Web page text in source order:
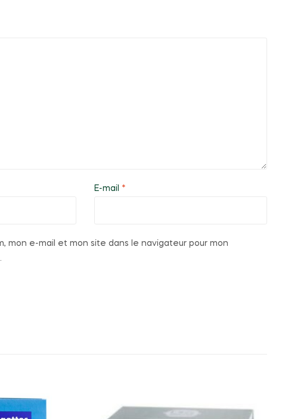
E-mail *
mon e-mail et mon site dans le navigateur pour mon